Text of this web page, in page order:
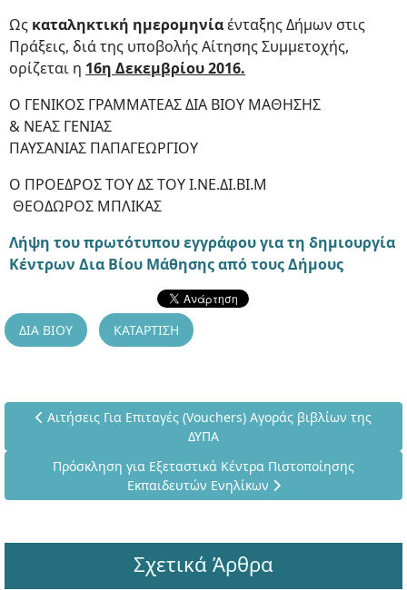
Ως καταληκτική ημερομηνίαένταξης Δήμων στις
Πράξεις, διά της υποβολής Αίτησης Συμμετοχής,
ορίζεται η 16η Δεκεμβρίου 2016.
Ο ΓΕΝΙΚΟΣ ΓΡΑΜΜΑΤΕΑΣ ΔΙΑ ΒΙΟΥ ΜΑΘΗΣΗΣ
& ΝΕΑΣ ΓΕΝΙΑΣ
ΠΑΥΣΑΝΙΑΣ ΠΑΠΑΓΕΩΡΓΙΟΥ
Ο ΠΡΟΕΔΡΟΣ ΤΟΥ ΔΣ ΤΟΥ Ι.ΝΕ.ΔΙ.ΒΙ.Μ
ΘΕΟΔΩΡΟΣ ΜΠΛΙΚΑΣ
Λήψη του πρωτότυπου εγγράφου για τη δημιουργία
Κέντρων Δια Βίου Μάθησης από τους Δήμους
ΔΙΑ ΒΙΟΥ ΚΑΤΑΡΤΙΣΗ
Προηγούμενο άρθρο: Αιτήσεις Για Επιταγές (Vouchers)
Αιτήσεις Για Επιταγές (Vouchers) Αγοράς βιβλίων της
ΔΥΠΑ
Επόμενο άρθρο: Πρόσκληση για Εξεταστικά Κέντρα
Πρόσκληση για Εξεταστικά Κέντρα Πιστοποίησης
Εκπαιδευτών Ενηλίκων
Σχετικά Άρθρα